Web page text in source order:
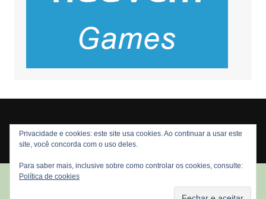
Copyright © 2026 Nós Nerds. Todos os direitos reservados
Privacidade e cookies: este site usa cookies. Ao continuar a usar este
site, você concorda com o uso deles.
Para saber mais, inclusive sobre como controlar os cookies, consulte:
Política de cookies